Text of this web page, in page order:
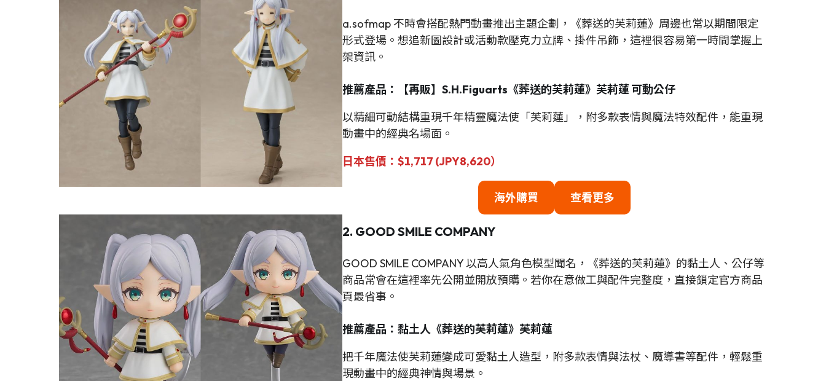
a.sofmap 不時會搭配熱門動畫推出主題企劃，《葬送的芙莉蓮》周邊也常以期間限定
形式登場。想追新圖設計或活動款壓克力立牌、掛件吊飾，這裡很容易第一時間掌握上
架資訊。
推薦產品：【再販】S.H.Figuarts《葬送的芙莉蓮》芙莉蓮 可動公仔
以精細可動結構重現千年精靈魔法使「芙莉蓮」，附多款表情與魔法特效配件，能重現
動畫中的經典名場面。
日本售價：$1,717 (JPY8,620）
海外購買 查看更多
2. GOOD SMILE COMPANY
GOOD SMILE COMPANY 以高人氣角色模型聞名，《葬送的芙莉蓮》的黏土人、公仔等
商品常會在這裡率先公開並開放預購。若你在意做工與配件完整度，直接鎖定官方商品
頁最省事。
推薦產品：黏土人《葬送的芙莉蓮》芙莉蓮
把千年魔法使芙莉蓮變成可愛黏土人造型，附多款表情與法杖、魔導書等配件，輕鬆重
現動畫中的經典神情與場景。